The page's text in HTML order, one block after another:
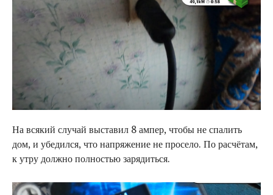
На всякий случай выставил 8 ампер, чтобы не спалить
дом, и убедился, что напряжение не просело. По расчётам,
к утру должно полностью зарядиться.